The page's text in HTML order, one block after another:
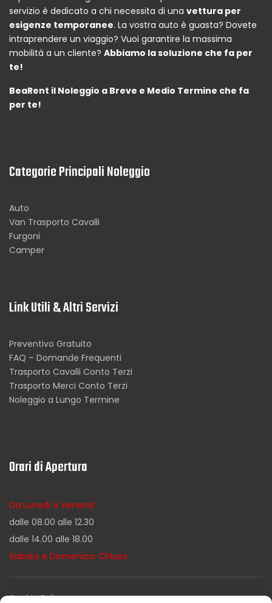
servizio è dedicato a chi necessita di una vettura per
esigenze temporanee. La vostra auto è guasta? Dovete
intraprendere un viaggio? Vuoi garantire la massima
mobilità a un cliente? Abbiamo la soluzione che fa per
te!
BeaRent il Noleggio a Breve e Medio Termine che fa
per te!
Categorie Principali Noleggio
Auto
Van Trasporto Cavalli
Furgoni
Camper
Link Utili & Altri Servizi
Preventivo Gratuito
FAQ – Domande Frequenti
Trasporto Cavalli Conto Terzi
Trasporto Merci Conto Terzi
Noleggio a Lungo Termine
Orari di Apertura
Da Lunedi a Venerdì:
dalle 08.00 alle 12.30
dalle 14.00 alle 18.00
Sabato e Domenica: Chiuso
Cookie Policy